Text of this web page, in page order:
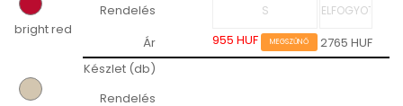
bright red
Rendelés
Ár
955 HUF MEGSZŰNŐ 2765 HUF
Készlet (db)
Rendelés